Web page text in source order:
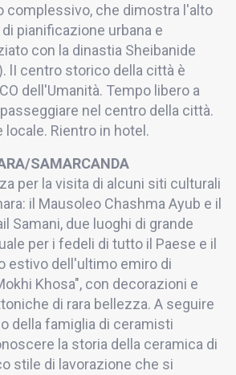
complessivo, che dimostra l'alto
pianificazione urbana e
con la dinastia Sheibanide
lI centro storico della città è
dell'Umanità. Tempo libero a
nel centro della città.
locale. Rientro in hotel.
SAMARCANDA
per la visita di alcuni siti culturali
il Mausoleo Chashma Ayub e il
Samani, due luoghi di grande
per i fedeli di tutto il Paese e il
estivo dell'ultimo emiro di
Khosa", con decorazioni e
di rara bellezza. A seguire
della famiglia di ceramisti
la storia della ceramica di
stile di lavorazione che si